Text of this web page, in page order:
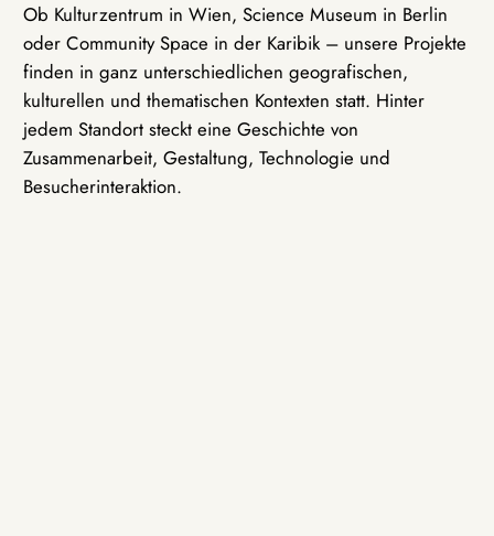
Ob Kulturzentrum in Wien, Science Museum in Berlin
oder Community Space in der Karibik – unsere Projekte
finden in ganz unterschiedlichen geografischen,
kulturellen und thematischen Kontexten statt. Hinter
jedem Standort steckt eine Geschichte von
Zusammenarbeit, Gestaltung, Technologie und
Besucherinteraktion.